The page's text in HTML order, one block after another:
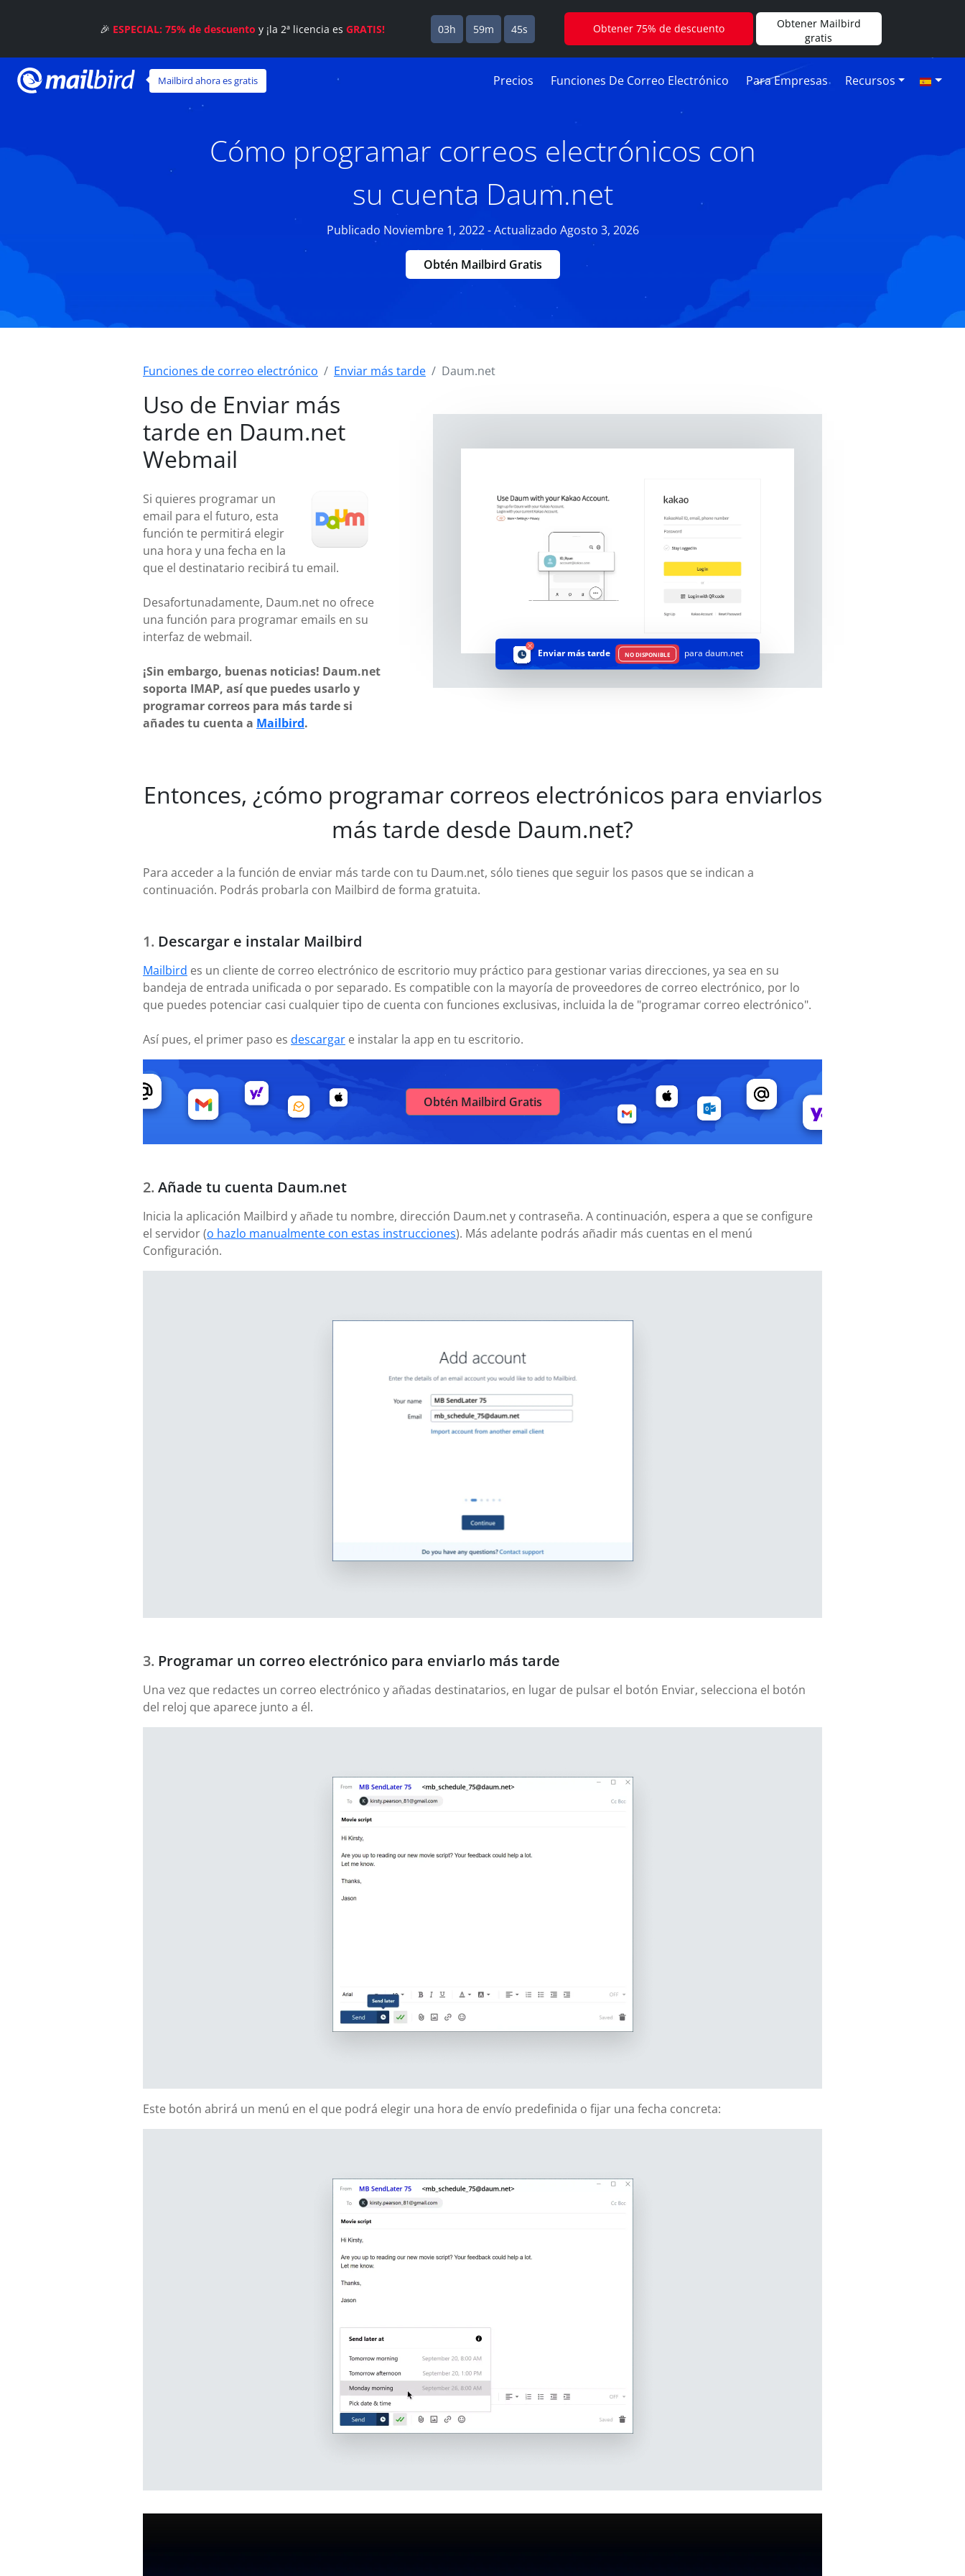
Mailbird ahora es gratis Precios Funciones De Correo Electrónico Para Empresas Recursos
Cómo programar correos electrónicos con
su cuenta Daum.net
Publicado Noviembre 1, 2022 - Actualizado Agosto 3, 2026
Obtén Mailbird Gratis
Funciones de correo electrónico Enviar más tarde Daum.net
Uso de Enviar más
tarde en Daum.net
Webmail
Si quieres programar un
email para el futuro, esta
función te permitirá elegir
una hora y una fecha en la
que el destinatario recibirá tu email.
Desafortunadamente, Daum.net no ofrece
una función para programar emails en su
interfaz de webmail.
¡Sin embargo, buenas noticias! Daum.net
soporta IMAP, así que puedes usarlo y
programar correos para más tarde si
añades tu cuenta a Mailbird.
Enviar más tarde NO DISPONIBLE para daum.net
Entonces, ¿cómo programar correos electrónicos para enviarlos
más tarde desde Daum.net?
Para acceder a la función de enviar más tarde con tu Daum.net, sólo tienes que seguir los pasos que se indican a
continuación. Podrás probarla con Mailbird de forma gratuita.
Descargar e instalar Mailbird
Mailbird es un cliente de correo electrónico de escritorio muy práctico para gestionar varias direcciones, ya sea en su
bandeja de entrada unificada o por separado. Es compatible con la mayoría de proveedores de correo electrónico, por lo
que puedes potenciar casi cualquier tipo de cuenta con funciones exclusivas, incluida la de "programar correo electrónico".
Así pues, el primer paso es descargar e instalar la app en tu escritorio.
Obtén Mailbird Gratis
Añade tu cuenta Daum.net
Inicia la aplicación Mailbird y añade tu nombre, dirección Daum.net y contraseña. A continuación, espera a que se configure
el servidor (o hazlo manualmente con estas instrucciones). Más adelante podrás añadir más cuentas en el menú
Configuración.
Programar un correo electrónico para enviarlo más tarde
Una vez que redactes un correo electrónico y añadas destinatarios, en lugar de pulsar el botón Enviar, selecciona el botón
del reloj que aparece junto a él.
Este botón abrirá un menú en el que podrá elegir una hora de envío predefinida o fijar una fecha concreta:
🎉 ESPECIAL: 75% de descuento y ¡la 2ª licencia es GRATIS! 03h 59m 44s Obtener 75% de descuento
Obtener Mailbird
gratis